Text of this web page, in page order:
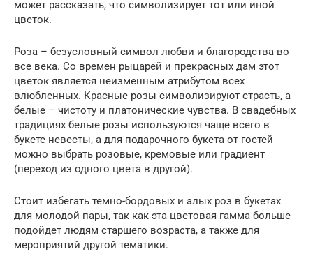
может рассказать, что символизирует тот или иной
цветок.
Роза – безусловный символ любви и благородства во
все века. Со времен рыцарей и прекрасных дам этот
цветок является неизменным атрибутом всех
влюбленных. Красные розы символизируют страсть, а
белые – чистоту и платонические чувства. В свадебных
традициях белые розы используются чаще всего в
букете невесты, а для подарочного букета от гостей
можно выбрать розовые, кремовые или градиент
(переход из одного цвета в другой).
Стоит избегать темно-бордовых и алых роз в букетах
для молодой пары, так как эта цветовая гамма больше
подойдет людям старшего возраста, а также для
мероприятий другой тематики.